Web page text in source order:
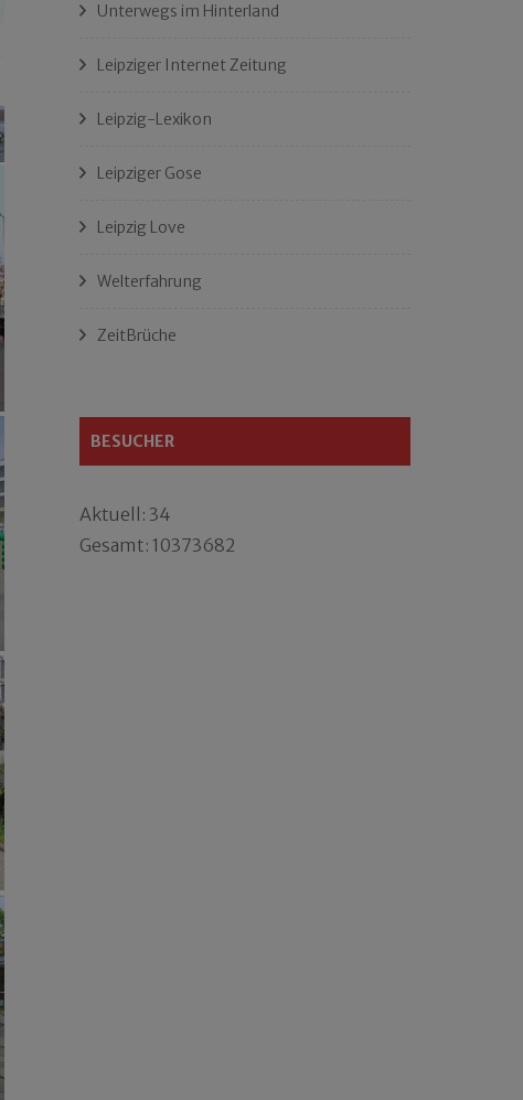
Unterwegs im Hinterland
Leipziger Internet Zeitung
Leipzig-Lexikon
Leipziger Gose
Leipzig Love
Welterfahrung
ZeitBrüche
BESUCHER
Aktuell: 34
Gesamt: 10373682